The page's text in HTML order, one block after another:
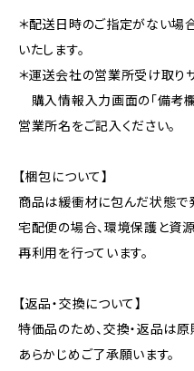
＊配送日時のご指定がない場
いたします。
＊運送会社の営業所受け取り
購入情報入力画面の「備考欄
営業所名をご記入ください。
【梱包について】
商品は緩衝材に包んだ状態で
宅配便の場合、環境保護と資
再利用を行っています。
【返品・交換について】
特価品のため、交換・返品は原
あらかじめご了承願います。